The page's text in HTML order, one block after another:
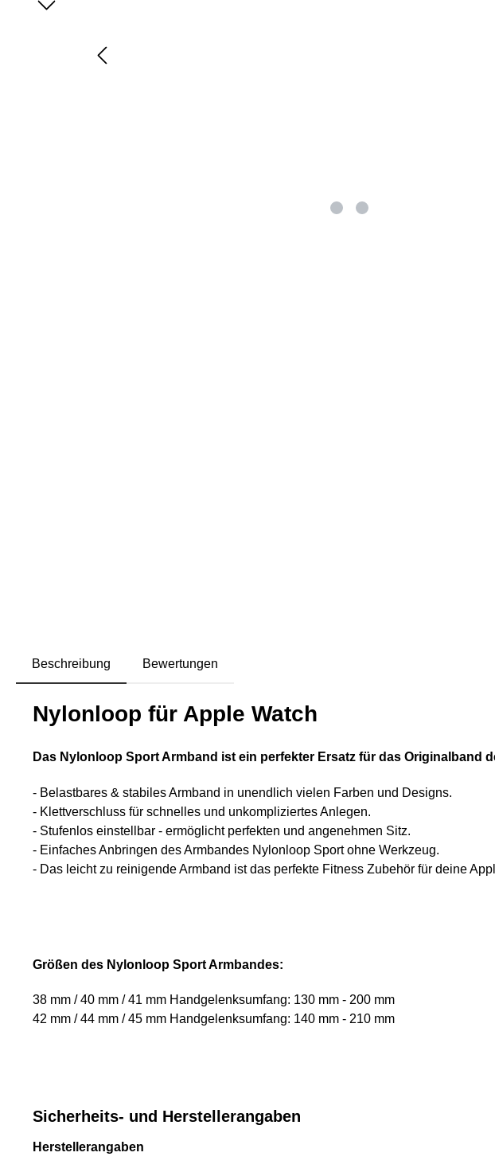
Beschreibung Bewertungen
Nylonloop für Apple Watch
Das Nylonloop Sport Armband ist ein perfekter Ersatz für das Originalband
- Belastbares & stabiles Armband in unendlich vielen Farben und Designs.
- Klettverschluss für schnelles und unkompliziertes Anlegen.
- Stufenlos einstellbar - ermöglicht perfekten und angenehmen Sitz.
- Einfaches Anbringen des Armbandes Nylonloop Sport ohne Werkzeug.
- Das leicht zu reinigende Armband ist das perfekte Fitness Zubehör für deine
Größen des Nylonloop Sport Armbandes:
38 mm / 40 mm / 41 mm Handgelenksumfang: 130 mm - 200 mm
42 mm / 44 mm / 45 mm Handgelenksumfang: 140 mm - 210 mm
Sicherheits- und Herstellerangaben
Herstellerangaben